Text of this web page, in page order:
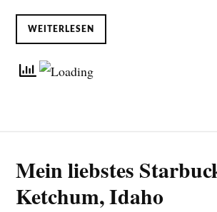
WEITERLESEN
Mein liebstes
Ketchum, Idaho